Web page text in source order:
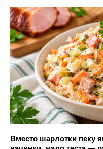
Вместо шарлотки пеку